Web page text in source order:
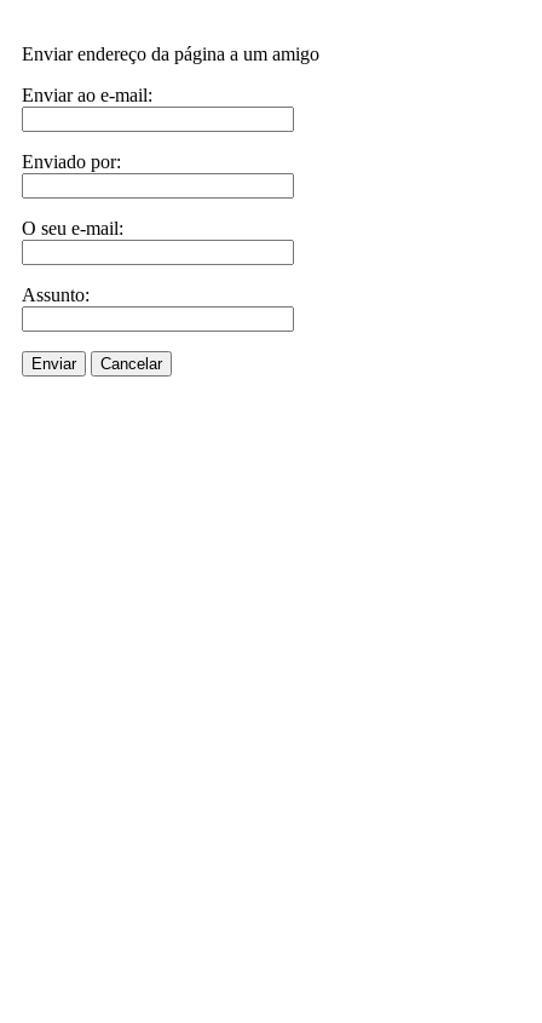
Enviar endereço da página a um amigo
Enviar ao e-mail:
Enviado por:
O seu e-mail:
Assunto:
Enviar Cancelar